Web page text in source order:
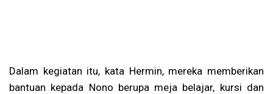
Dalam kegiatan itu, kata Hermin, mereka memberikan
bantuan kepada Nono berupa meja belajar, kursi dan